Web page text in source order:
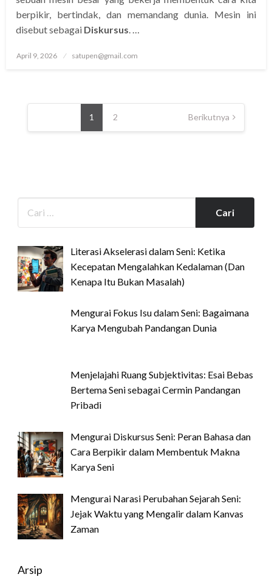
berpikir, bertindak, dan memandang dunia. Mesin ini
disebut sebagai Diskursus. …
Posted
April 9, 2026 satupen@gmail.com
Paginasi
1 2 Berikutnya
Literasi Akselerasi dalam Seni: Ketika
Kecepatan Mengalahkan Kedalaman (Dan
Kenapa Itu Bukan Masalah)
Mengurai Fokus Isu dalam Seni: Bagaimana
Karya Mengubah Pandangan Dunia
Menjelajahi Ruang Subjektivitas: Esai Bebas
Bertema Seni sebagai Cermin Pandangan
Pribadi
Mengurai Diskursus Seni: Peran Bahasa dan
Cara Berpikir dalam Membentuk Makna
Karya Seni
Mengurai Narasi Perubahan Sejarah Seni:
Jejak Waktu yang Mengalir dalam Kanvas
Zaman
Arsip